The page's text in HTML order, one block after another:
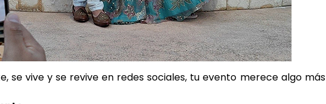
se vive y se revive en redes sociales, tu evento merece algo más